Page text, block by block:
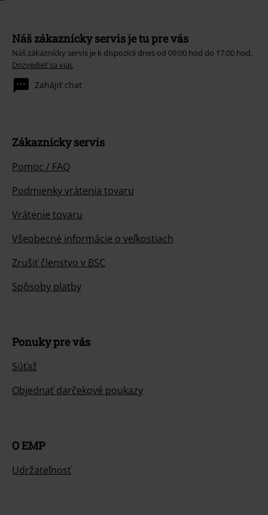
Náš zákaznícky servis je tu pre vás
Náš zákaznícky servis je k dispozícii dnes od 09:00 hod do 17:00 hod.
Dozvedieť sa viac
Zahájiť chat
Zákaznícky servis
Pomoc / FAQ
Podmienky vrátenia tovaru
Vrátenie tovaru
Všeobecné informácie o veľkostiach
Zrušiť členstvo v BSC
Spôsoby platby
Ponuky pre vás
Súťaž
Objednať darčekové poukazy
O EMP
Udržateľnosť